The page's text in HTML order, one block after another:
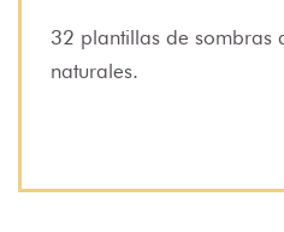
32 plantillas de sombras
naturales.